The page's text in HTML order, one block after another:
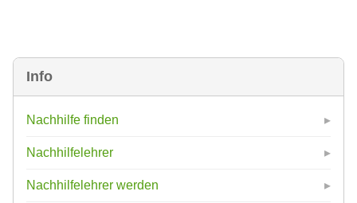
Info
Nachhilfe finden
Nachhilfelehrer
Nachhilfelehrer werden